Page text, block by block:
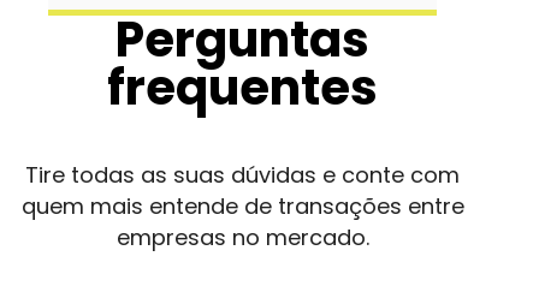
Perguntas
frequentes
Tire todas as suas dúvidas e conte com
quem mais entende de transações entre
empresas no mercado.